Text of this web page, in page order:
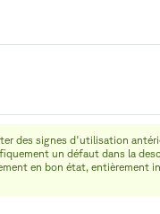
des signes d'utilisation
un défaut dans la
en bon état, entièrement